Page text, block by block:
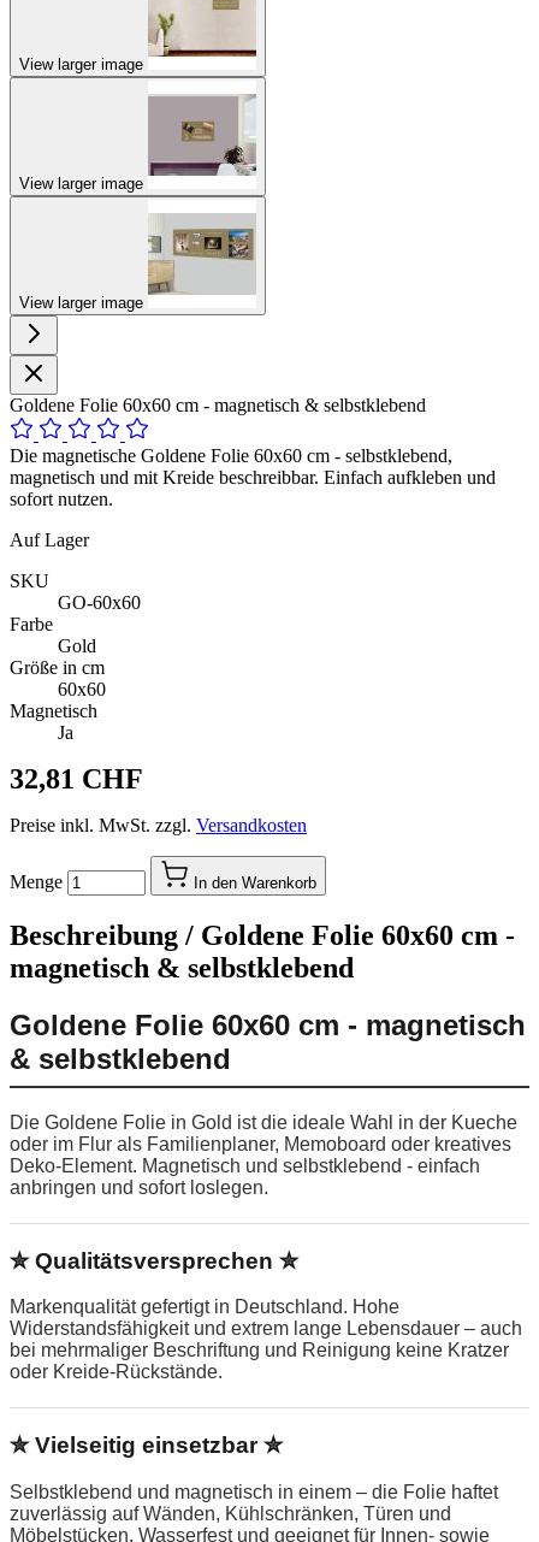
View larger image
View larger image
View larger image
Goldene Folie 60x60 cm - magnetisch & selbstklebend
Die magnetische Goldene Folie 60x60 cm - selbstklebend,
magnetisch und mit Kreide beschreibbar. Einfach aufkleben und
sofort nutzen.
Auf Lager
SKU
GO-60x60
Farbe
Gold
Größe in cm
60x60
Magnetisch
Ja
32,81 CHF
Preise inkl. MwSt. zzgl. Versandkosten
Menge In den Warenkorb
Beschreibung / Goldene Folie 60x60 cm -
magnetisch & selbstklebend
Goldene Folie 60x60 cm - magnetisch
& selbstklebend
Die Goldene Folie in Gold ist die ideale Wahl in der Kueche
oder im Flur als Familienplaner, Memoboard oder kreatives
Deko-Element. Magnetisch und selbstklebend - einfach
anbringen und sofort loslegen.
✮ Qualitätsversprechen ✮
Markenqualität gefertigt in Deutschland. Hohe
Widerstandsfähigkeit und extrem lange Lebensdauer – auch
bei mehrmaliger Beschriftung und Reinigung keine Kratzer
oder Kreide-Rückstände.
✮ Vielseitig einsetzbar ✮
Selbstklebend und magnetisch in einem – die Folie haftet
zuverlässig auf Wänden, Kühlschränken, Türen und
Möbelstücken. Wasserfest und geeignet für Innen- sowie